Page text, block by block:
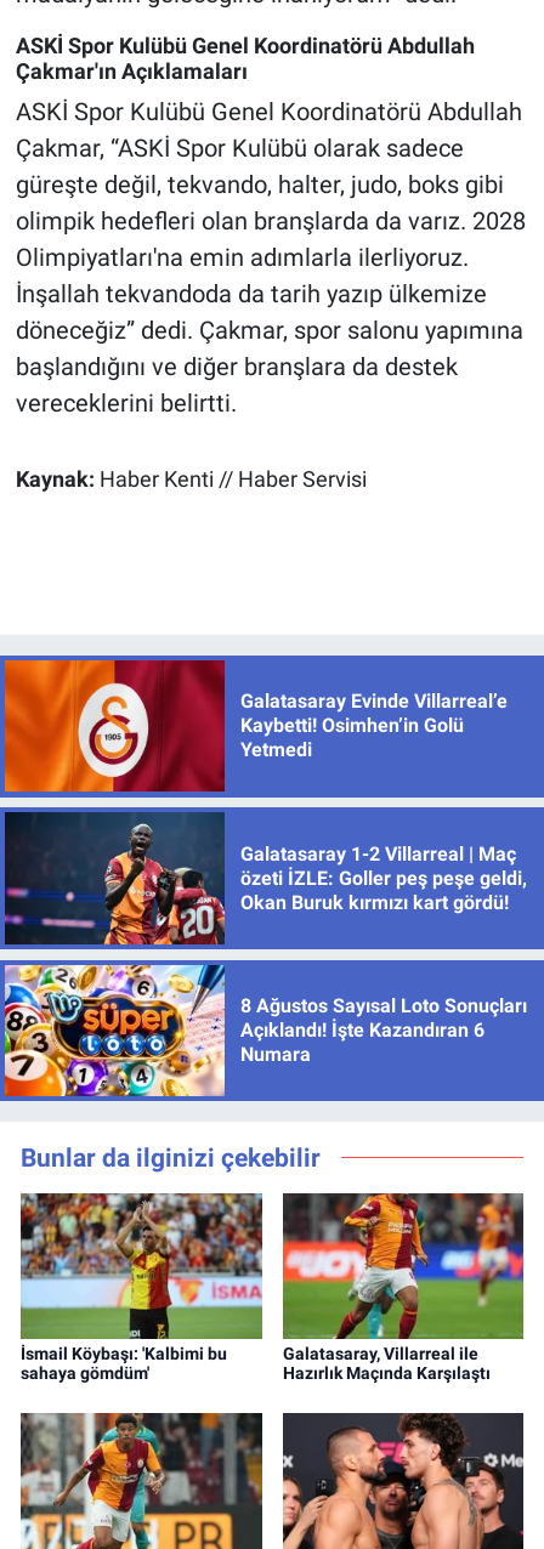
ASKİ Spor Kulübü Genel Koordinatörü Abdullah
Çakmar'ın Açıklamaları
ASKİ Spor Kulübü Genel Koordinatörü Abdullah
Çakmar, “ASKİ Spor Kulübü olarak sadece
güreşte değil, tekvando, halter, judo, boks gibi
olimpik hedefleri olan branşlarda da varız. 2028
Olimpiyatları'na emin adımlarla ilerliyoruz.
İnşallah tekvandoda da tarih yazıp ülkemize
döneceğiz” dedi. Çakmar, spor salonu yapımına
başlandığını ve diğer branşlara da destek
vereceklerini belirtti.
Kaynak: Haber Kenti // Haber Servisi
Galatasaray Evinde Villarreal’e
Kaybetti! Osimhen’in Golü
Yetmedi
Galatasaray 1-2 Villarreal | Maç
özeti İZLE: Goller peş peşe geldi,
Okan Buruk kırmızı kart gördü!
8 Ağustos Sayısal Loto Sonuçları
Açıklandı! İşte Kazandıran 6
Numara
Bunlar da ilginizi çekebilir
İsmail Köybaşı: 'Kalbimi bu
sahaya gömdüm'
Galatasaray, Villarreal ile
Hazırlık Maçında Karşılaştı